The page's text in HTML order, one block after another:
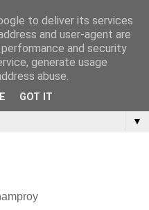
▼
to deliver its services
and user-agent are
and security
generate usage
abuse.
GOT IT